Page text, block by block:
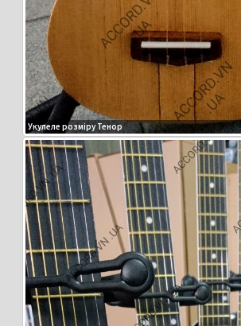
Укулеле розміру Тенор